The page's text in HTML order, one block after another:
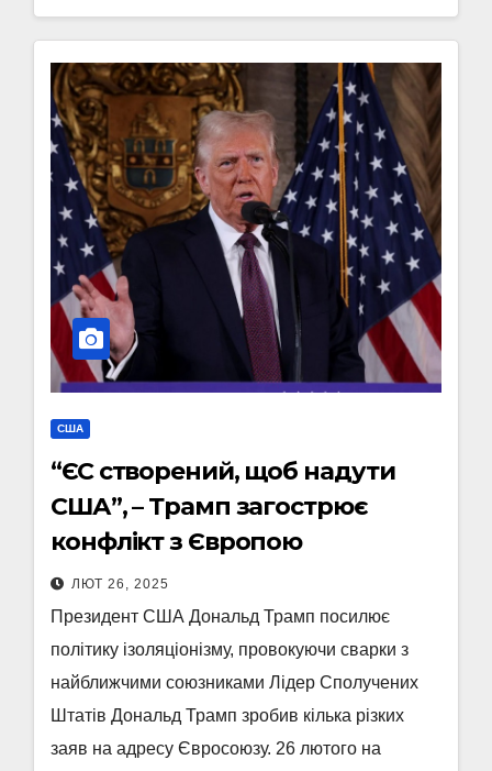
США
“ЄС створений, щоб надути
США”, – Трамп загострює
конфлікт з Європою
ЛЮТ 26, 2025
Президент США Дональд Трамп посилює
політику ізоляціонізму, провокуючи сварки з
найближчими союзниками Лідер Сполучених
Штатів Дональд Трамп зробив кілька різких
заяв на адресу Євросоюзу. 26 лютого на